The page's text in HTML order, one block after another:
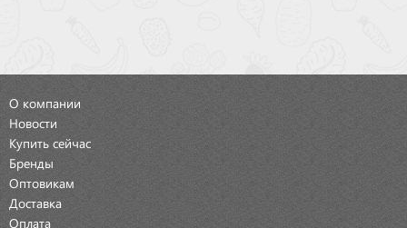
О компании
Новости
Купить сейчас
Бренды
Оптовикам
Доставка
Оплата